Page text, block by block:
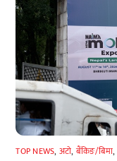
TOP NEWS, अटाे, बैंकिङ/बिमा,